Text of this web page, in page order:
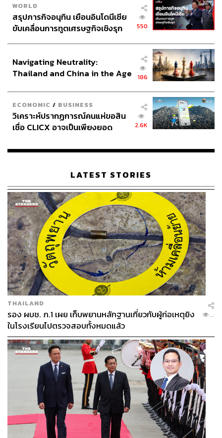
WORLD
สรุปภารกิจอนุทิน เยือนอินโดนีเซีย
ขับเคลื่อนการทูตเศรษฐกิจเชิงรุก
550
Navigating Neutrality:
Thailand and China in the Age
186
ECONOMIC / BUSINESS
วิเคราะห์ปรากฏการณ์คนแห่ขอสิน
เชื่อ CLICX อาจเป็นเพียงยอด
เรือนไทยที่ถูกซุกไว้
2.6K
LATEST STORIES
THAILAND
รอง ผบช. ภ.1 เผย เก็บพยานหลักฐานเกี่ยวกับผู้ก่อเหตุยิง
ในโรงเรียนไปตรวจสอบทั้งหมดแล้ว
...